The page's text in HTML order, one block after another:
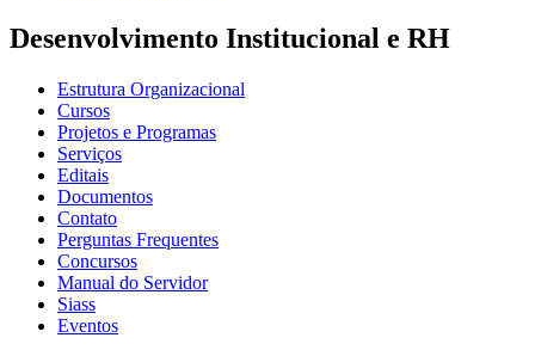
Desenvolvimento Institucional e RH
Estrutura Organizacional
Cursos
Projetos e Programas
Serviços
Editais
Documentos
Contato
Perguntas Frequentes
Concursos
Manual do Servidor
Siass
Eventos